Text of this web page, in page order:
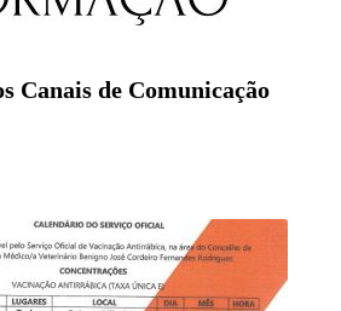
Canais de Comunicação